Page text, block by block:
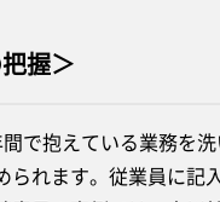
握＞
で抱えている業務を
られます。従業員に記